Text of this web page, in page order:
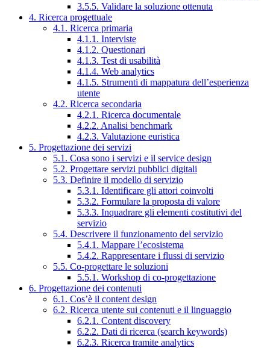
3.5.5. Validare la soluzione ottenuta
4. Ricerca progettuale
4.1. Ricerca primaria
4.1.1. Interviste
4.1.2. Questionari
4.1.3. Test di usabilità
4.1.4. Web analytics
4.1.5. Strumenti di mappatura dell’esperienza
utente
4.2. Ricerca secondaria
4.2.1. Ricerca documentale
4.2.2. Analisi benchmark
4.2.3. Valutazione euristica
5. Progettazione dei servizi
5.1. Cosa sono i servizi e il service design
5.2. Progettare servizi pubblici digitali
5.3. Definire il modello di servizio
5.3.1. Identificare gli attori coinvolti
5.3.2. Formulare la proposta di valore
5.3.3. Inquadrare gli elementi costitutivi del
servizio
5.4. Descrivere il funzionamento del servizio
5.4.1. Mappare l’ecosistema
5.4.2. Rappresentare i flussi di servizio
5.5. Co-progettare le soluzioni
5.5.1. Workshop di co-progettazione
6. Progettazione dei contenuti
6.1. Cos’è il content design
6.2. Ricerca utente sui contenuti e il linguaggio
6.2.1. Content discovery
6.2.2. Dati di ricerca (search keywords)
6.2.3. Ricerca tramite analytics